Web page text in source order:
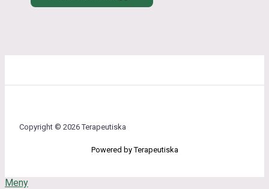
Copyright © 2026 Terapeutiska
Powered by Terapeutiska
Meny